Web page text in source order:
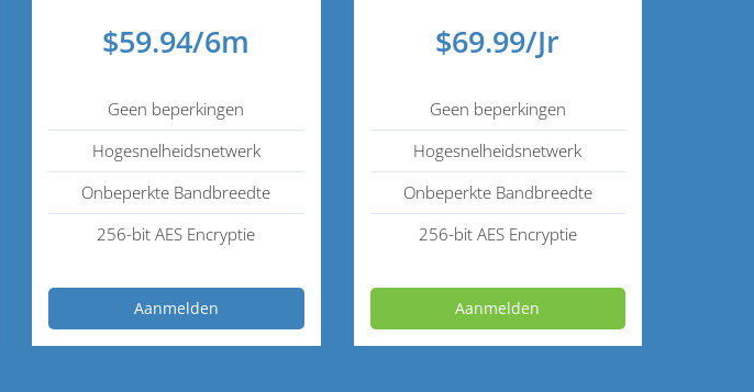
$59.94/6m
Geen beperkingen
Hogesnelheidsnetwerk
Onbeperkte Bandbreedte
256-bit AES Encryptie
Aanmelden
$69.99/Jr
Geen beperkingen
Hogesnelheidsnetwerk
Onbeperkte Bandbreedte
256-bit AES Encryptie
Aanmelden